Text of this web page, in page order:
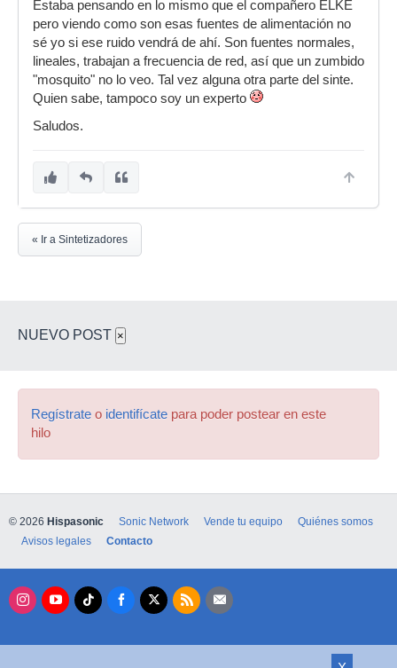
Estaba pensando en lo mismo que el compañero ELKE
pero viendo como son esas fuentes de alimentación no
sé yo si ese ruido vendrá de ahí. Son fuentes normales,
lineales, trabajan a frecuencia de red, así que un zumbido
"mosquito" no lo veo. Tal vez alguna otra parte del sinte.
Quien sabe, tampoco soy un experto
Saludos.
« Ir a Sintetizadores
NUEVO POST ×
Regístrate o identifícate para poder postear en este
hilo
© 2026 Hispasonic Sonic Network Vende tu equipo
Quiénes somos
Avisos legales
Contacto